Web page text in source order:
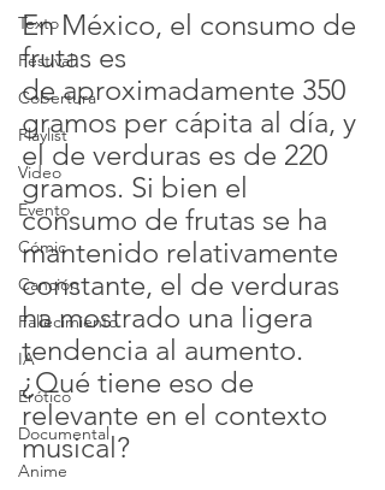
Texto
Festival
Cobertura
Playlist
Video
Evento
Cómic
Canción
Fallecimiento
IA
Erótico
Documental
Anime
En México, el consumo de
frutas es
de aproximadamente 350
gramos per cápita al día, y
el de verduras es de 220
gramos. Si bien el
consumo de frutas se ha
mantenido relativamente
constante, el de verduras
ha mostrado una ligera
tendencia al aumento.
¿Qué tiene eso de
relevante en el contexto
musical?